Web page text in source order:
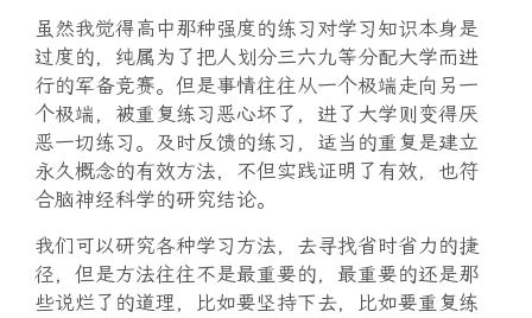
虽然我觉得高中那种强度的练习对学习知识本身是
过度的，纯属为了把人划分三六九等分配大学而进
行的军备竞赛。但是事情往往从一个极端走向另一
个极端，被重复练习恶心坏了，进了大学则变得厌
恶一切练习。及时反馈的练习，适当的重复是建立
永久概念的有效方法，不但实践证明了有效，也符
合脑神经科学的研究结论。
我们可以研究各种学习方法，去寻找省时省力的捷
径，但是方法往往不是最重要的，最重要的还是那
些说烂了的道理，比如要坚持下去，比如要重复练